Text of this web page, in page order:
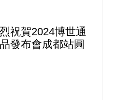
祝賀2024博世通
發布會成都站圓